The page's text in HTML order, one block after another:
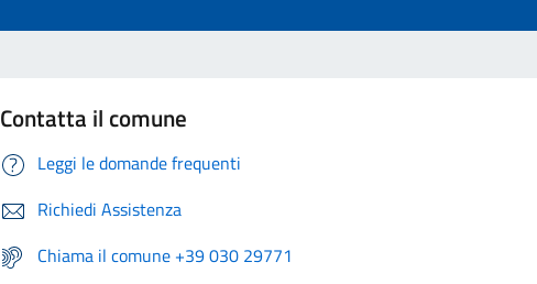
Contatta il comune
Leggi le domande frequenti
Richiedi Assistenza
Chiama il comune +39 030 29771